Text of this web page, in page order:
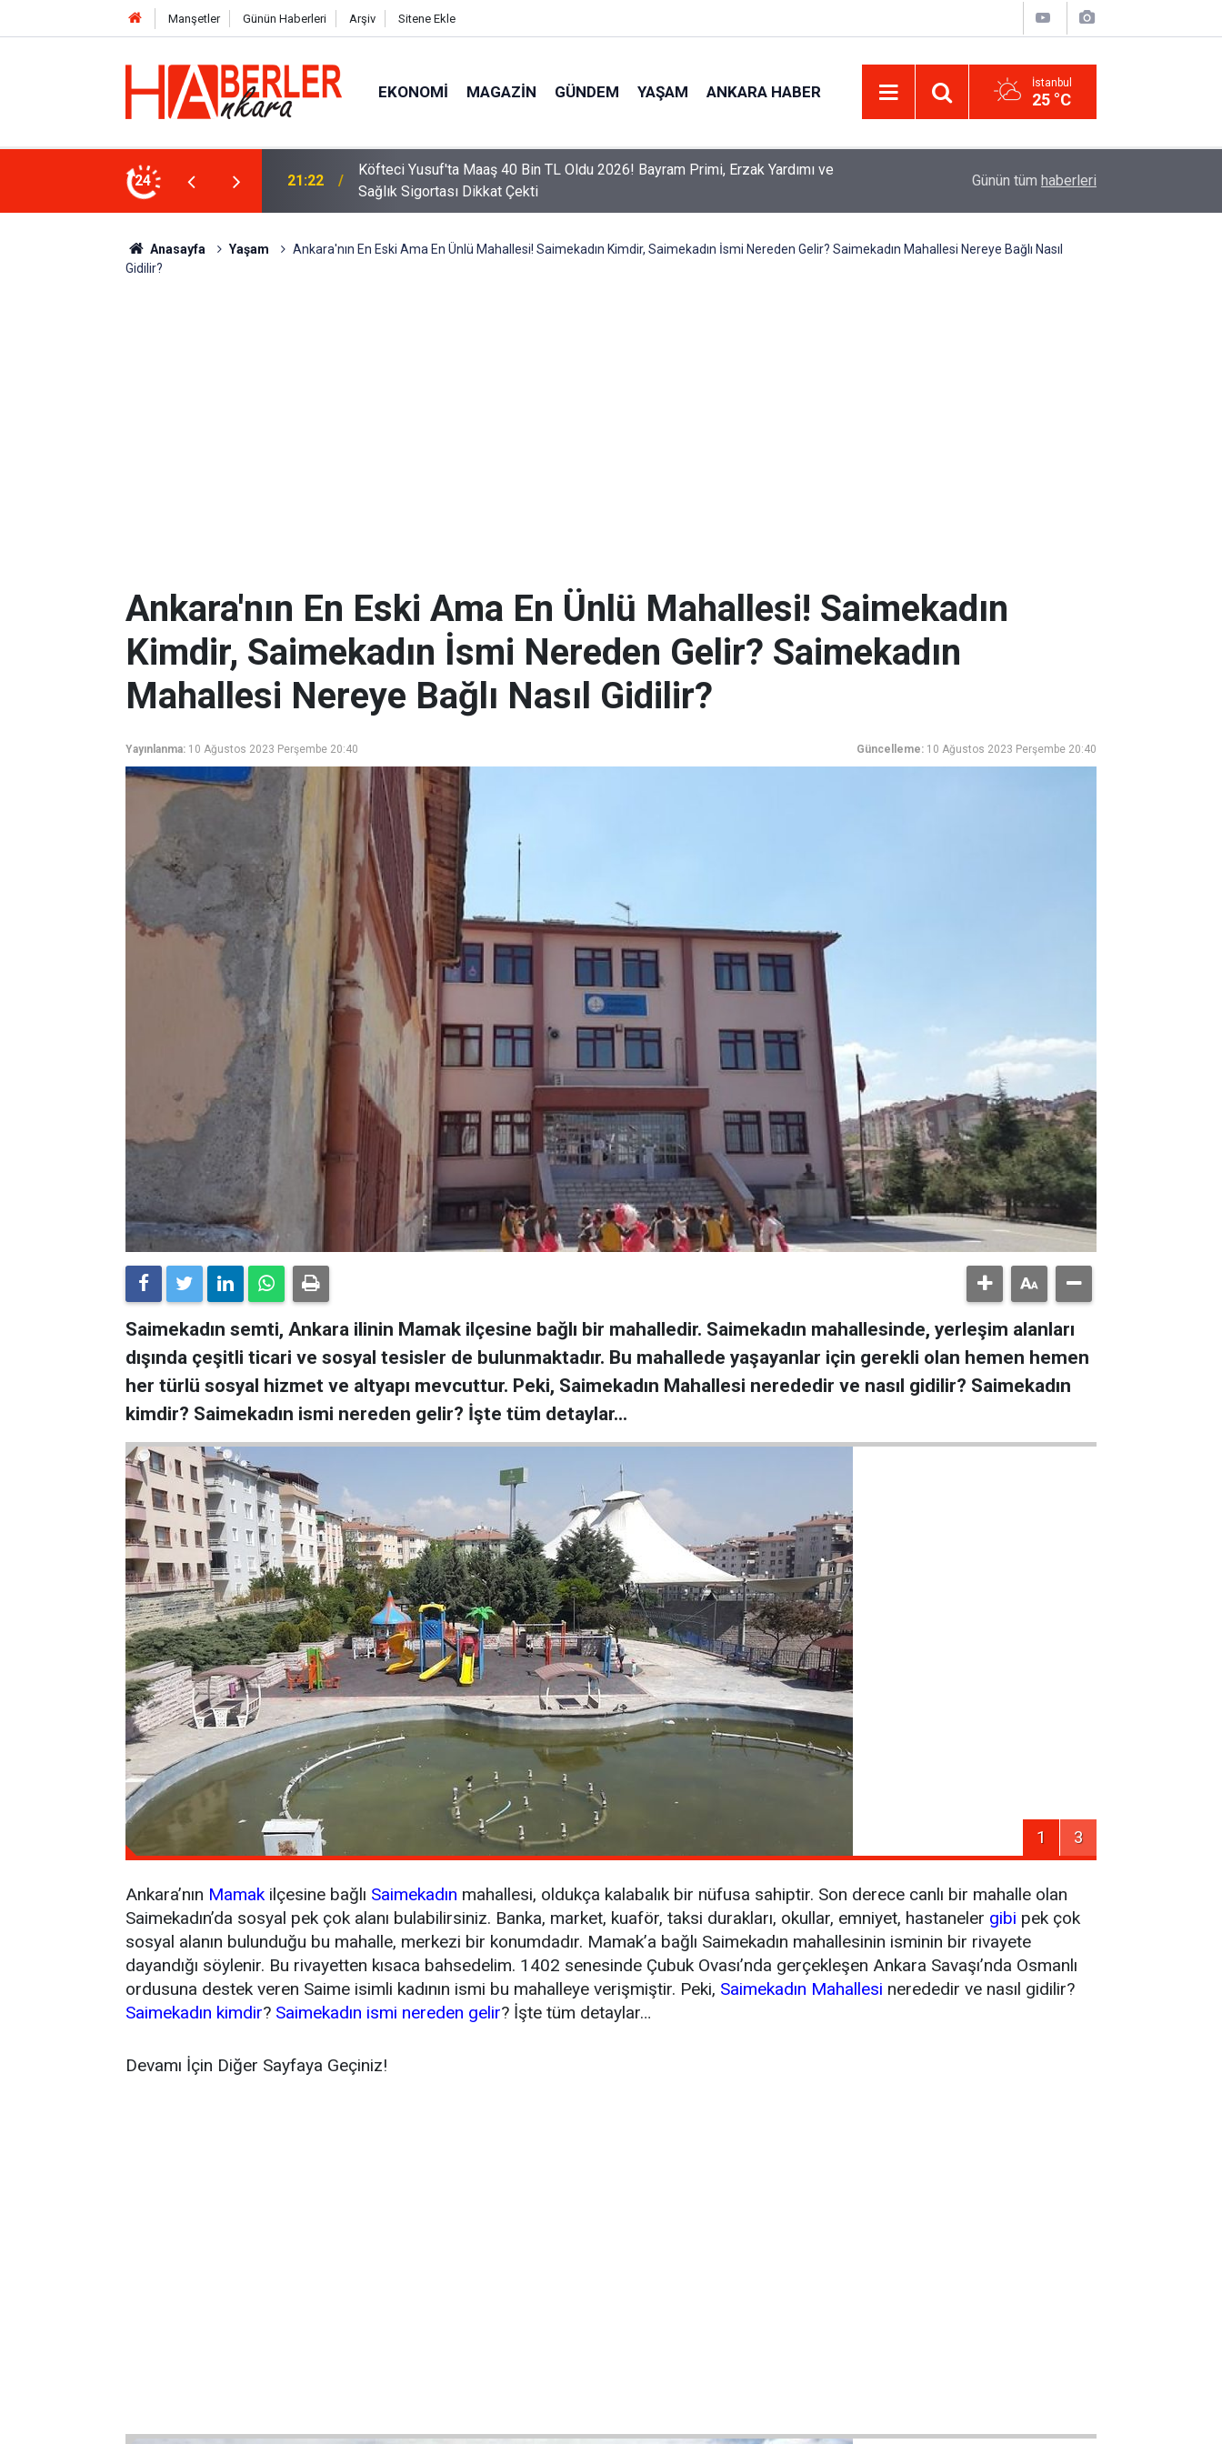
Manşetler Günün Haberleri Arşiv Sitene Ekle
EKONOMI MAGAZIN GÜNDEM YAŞAM ANKARA HABER İstanbul
25 °C
24
2026! Bayram Primi, Erzak Yardımı ve
12:33 Sürücüler Dikkat! Yeni Dönemde 3 İhlal Ehliyet İptaline Neden Olacak
Uzadı, Ödeme Kuralları Değişti
Günün tüm haberleri
Anasayfa Yaşam
Ankara'nın En Eski Ama En Ünlü Mahallesi! Saimekadın Kimdir, Saimekadın İsmi Nereden Gelir? Saimekadın Mahallesi Nereye Bağlı Nasıl
Gidilir?
Ankara'nın En Eski Ama En Ünlü Mahallesi! Saimekadın
Kimdir, Saimekadın İsmi Nereden Gelir? Saimekadın
Mahallesi Nereye Bağlı Nasıl Gidilir?
Yayınlanma: 10 Ağustos 2023 Perşembe 20:40 Güncelleme: 10 Ağustos 2023 Perşembe 20:40
Saimekadın semti, Ankara ilinin Mamak ilçesine bağlı bir mahalledir. Saimekadın mahallesinde, yerleşim alanları
dışında çeşitli ticari ve sosyal tesisler de bulunmaktadır. Bu mahallede yaşayanlar için gerekli olan hemen hemen
her türlü sosyal hizmet ve altyapı mevcuttur. Peki, Saimekadın Mahallesi nerededir ve nasıl gidilir? Saimekadın
kimdir? Saimekadın ismi nereden gelir? İşte tüm detaylar…
1 3
Ankara’nın Mamakilçesine bağlı Saimekadın mahallesi, oldukça kalabalık bir nüfusa sahiptir. Son derece canlı bir mahalle olan
Saimekadın’da sosyal pek çok alanı bulabilirsiniz. Banka, market, kuaför, taksi durakları, okullar, emniyet, hastaneler gibi pek çok
sosyal alanın bulunduğu bu mahalle, merkezi bir konumdadır. Mamak’a bağlı Saimekadın mahallesinin isminin bir rivayete
dayandığı söylenir. Bu rivayetten kısaca bahsedelim. 1402 senesinde Çubuk Ovası’nda gerçekleşen Ankara Savaşı’nda Osmanlı
ordusuna destek veren Saime isimli kadının ismi bu mahalleye verişmiştir. Peki, Saimekadın Mahallesi nerededir ve nasıl gidilir?
Saimekadın kimdir? Saimekadın ismi nereden gelir? İşte tüm detaylar…
Devamı İçin Diğer Sayfaya Geçiniz!